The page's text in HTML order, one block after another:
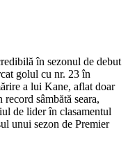
în sezonul de debut
golul cu nr. 23 în
a lui Kane, aflat doar
sâmbătă seara,
de lider în clasamentul
unui sezon de Premier